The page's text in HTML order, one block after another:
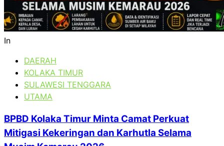
In
DAERAH
KOLAKA TIMUR
SULAWESI TENGGARA
UTAMA
BPBD Kolaka Timur Minta Camat Perkuat
Mitigasi Kekeringan dan Karhutla Selama